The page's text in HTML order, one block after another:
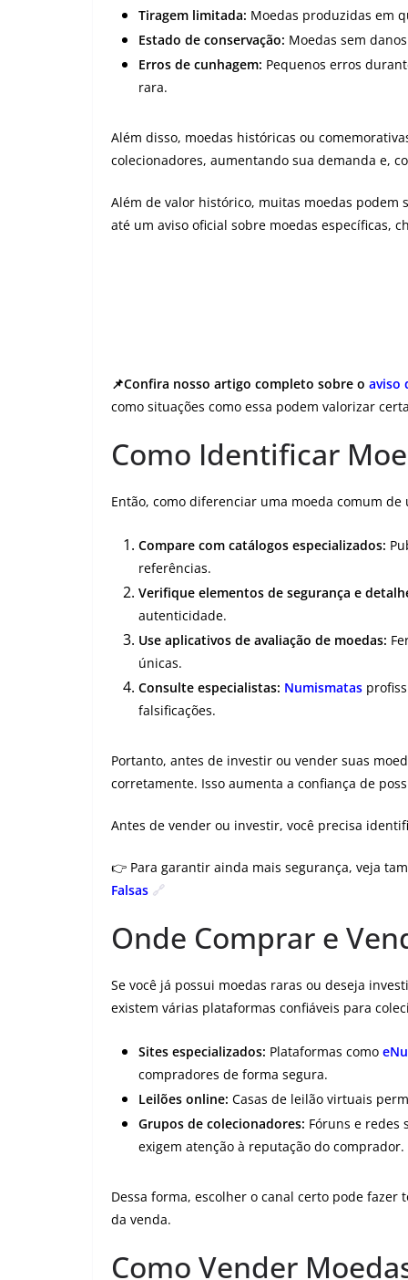
Tiragem limitada: Moedas produzidas em
Estado de conservação: Moedas sem
Erros de cunhagem: Pequenos erros
rara.
Além disso, moedas históricas ou
colecionadores, aumentando sua demanda e,
Além de valor histórico, muitas moedas
até um aviso oficial sobre moedas específicas,
📌Confira nosso artigo completo sobre o aviso
como situações como essa podem valorizar
Como Identificar
Então, como diferenciar uma moeda comum
Compare com catálogos especializados:
referências.
Verifique elementos de segurança e
autenticidade.
Use aplicativos de avaliação de moedas:
únicas.
Consulte especialistas: Numismatas
falsificações.
Portanto, antes de investir ou vender suas
corretamente. Isso aumenta a confiança de
Antes de vender ou investir, você precisa
👉 Para garantir ainda mais segurança, veja
Falsas 🔗
Onde Comprar e
Se você já possui moedas raras ou deseja
existem várias plataformas confiáveis para
Sites especializados: Plataformas como
compradores de forma segura.
Leilões online: Casas de leilão virtuais
Grupos de colecionadores: Fóruns e redes
exigem atenção à reputação do comprador.
Dessa forma, escolher o canal certo pode fazer
da venda.
Como Vender